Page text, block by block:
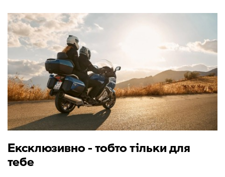
Ексклюзивно - тобто тільки для
тебе